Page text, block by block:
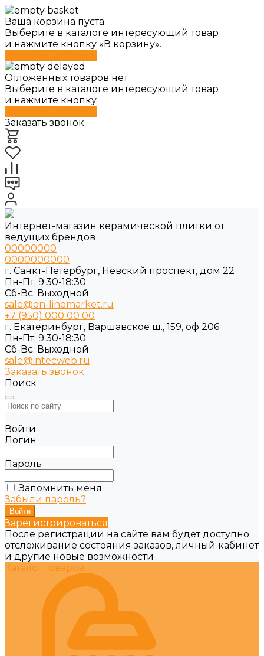
Ваша корзина пуста
Выберите в каталоге интересующий товар
и нажмите кнопку «В корзину».
Отложенных товаров нет
Выберите в каталоге интересующий товар
и нажмите кнопку
Заказать звонок
Интернет-магазин керамической плитки от
ведущих брендов
00000000
0000000000
г. Санкт-Петербург, Невский проспект, дом 22
Пн-Пт: 9:30-18:30
Cб-Вс: Выходной
sale@on-linemarket.ru
+7 (950) 000 00 00
г. Екатеринбург, Варшавское ш., 159, оф 206
Пн-Пт: 9:30-18:30
Cб-Вс: Выходной
sale@intecweb.ru
Заказать звонок
Поиск
Войти
Логин
Пароль
Запомнить меня
Забыли пароль?
Зарегистрироваться
После регистрации на сайте вам будет доступно
отслеживание состояния заказов, личный кабинет
и другие новые возможности
Каталог товаров